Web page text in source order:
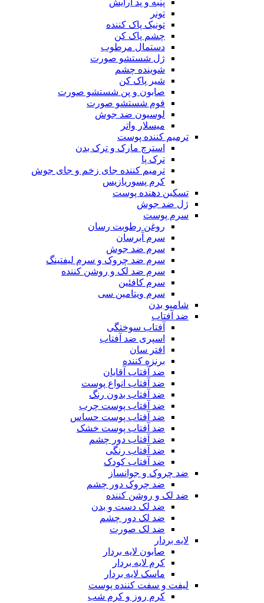
پنبه و پد آرایش
تونر
تونیک پاک کننده
چشم پاک کن
دستمال مرطوب
ژل شستشو صورت
شوینده چشم
شیر پاک کن
صابون و پن شستشو صورت
فوم شستشو صورت
لوسیون ضد جوش
میسلار واتر
ترمیم کننده پوست
استرچ مارک و ترک بدن
ترک پا
ترمیم کننده جای زخم و جای جوش
کرم پسوریازیس
تسکین دهنده پوست
ژل ضد جوش
سرم پوست
روغن رطوبت رسان
سرم آبرسان
سرم ضد جوش
سرم ضد چروک و سرم لیفتینگ
سرم ضد لک و روشن کننده
سرم کافئین
سرم ویتامین سی
شامپو بدن
ضد آفتاب
آفتاب سوختگی
اسپری ضد آفتاب
افتر سان
برنزه کننده
ضد آفتاب آقایان
ضد آفتاب انواع پوست
ضد آفتاب بدون رنگ
ضد آفتاب پوست چرب
ضد آفتاب پوست حساس
ضد آفتاب پوست خشک
ضد آفتاب دور چشم
ضد آفتاب رنگی
ضد آفتاب کودک
ضد چروک و جوانساز
ضد چروک دور چشم
ضد لک و روشن کننده
ضد لک دست و بدن
ضد لک دور چشم
ضد لک صورت
لایه بردار
صابون لایه بردار
کرم لایه بردار
ماسک لایه بردار
لیفت و سفت کننده پوست
کرم روز و کرم شب